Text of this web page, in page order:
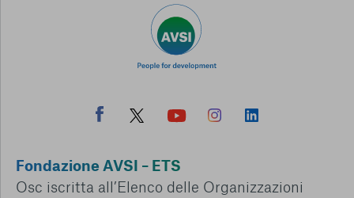
Fondazione AVSI – ETS
Osc iscritta all’Elenco delle Organizzazioni